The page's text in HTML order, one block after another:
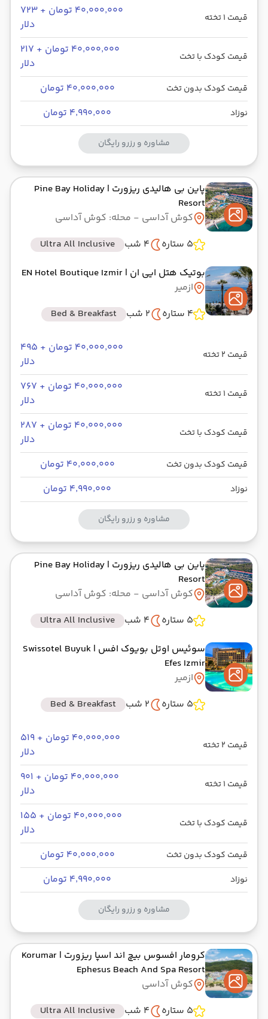
قیمت 1 تخته
۴۰٬۰۰۰٬۰۰۰ تومان + ۷۲۳
دلار
قیمت کودک با تخت
۴۰٬۰۰۰٬۰۰۰ تومان + ۲۱۷
دلار
قیمت کودک بدون تخت ۴۰٬۰۰۰٬۰۰۰ تومان
نوزاد ۴٬۹۹۰٬۰۰۰ تومان
مشاوره و رزرو رایگان
پاین بی هالیدی ریزورت | Pine Bay Holiday
Resort
کوش آداسی - محله: کوش آداسی
5 ستاره
4 شب
Ultra All Inclusive
بوتیک هتل ایی ان | EN Hotel Boutique Izmir
ازمیر
4 ستاره
2 شب Bed & Breakfast
قیمت 2 تخته
۴۰٬۰۰۰٬۰۰۰ تومان + ۴۹۵
دلار
قیمت 1 تخته
۴۰٬۰۰۰٬۰۰۰ تومان + ۷۶۷
دلار
قیمت کودک با تخت
۴۰٬۰۰۰٬۰۰۰ تومان + ۲۸۷
دلار
قیمت کودک بدون تخت ۴۰٬۰۰۰٬۰۰۰ تومان
نوزاد ۴٬۹۹۰٬۰۰۰ تومان
مشاوره و رزرو رایگان
پاین بی هالیدی ریزورت | Pine Bay Holiday
Resort
کوش آداسی - محله: کوش آداسی
5 ستاره
4 شب
Ultra All Inclusive
سوئیس اوتل بویوک افس | Swissotel Buyuk
Efes Izmir
ازمیر
5 ستاره
2 شب Bed & Breakfast
قیمت 2 تخته
۴۰٬۰۰۰٬۰۰۰ تومان + ۵۱۹
دلار
قیمت 1 تخته
۴۰٬۰۰۰٬۰۰۰ تومان + ۹۰۱
دلار
قیمت کودک با تخت
۴۰٬۰۰۰٬۰۰۰ تومان + ۱۵۵
دلار
قیمت کودک بدون تخت ۴۰٬۰۰۰٬۰۰۰ تومان
نوزاد ۴٬۹۹۰٬۰۰۰ تومان
مشاوره و رزرو رایگان
کرومار افسوس بیچ اند اسپا ریزورت | Korumar
Ephesus Beach And Spa Resort
کوش آداسی
5 ستاره
4 شب
Ultra All Inclusive